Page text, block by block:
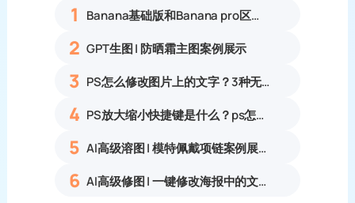
1 Banana基础版和Banana pro区别对比丨具体案例应用+使用教程
2 GPT生图 | 防晒霜主图案例展示
3 PS怎么修改图片上的文字？3种无痕改字方法，新手也能搞定
4 PS放大缩小快捷键是什么？ps怎么把图片拉大拉小？
5 AI高级溶图 | 模特佩戴项链案例展示
6 AI高级修图 | 一键修改海报中的文字